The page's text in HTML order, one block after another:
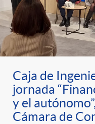
Caja de
jornada
y el
Cámara de